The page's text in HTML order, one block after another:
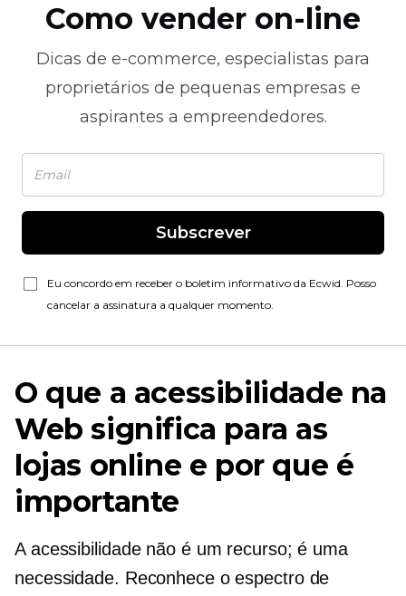
Como vender on-line
Dicas de e-commerce, especialistas para
proprietários de pequenas empresas e
aspirantes a empreendedores.
Subscrever
Eu concordo em receber o boletim informativo da Ecwid. Posso
cancelar a assinatura a qualquer momento.
O que a acessibilidade na
Web significa para as
lojas online e por que é
importante
A acessibilidade não é um recurso; é uma
necessidade. Reconhece o espectro de